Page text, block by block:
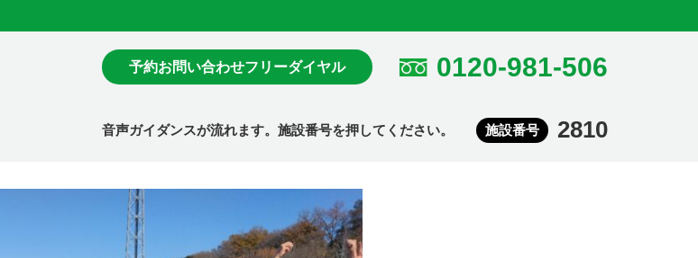
予約お問い合わせフリーダイヤル 0120-981-506
音声ガイダンスが流れます。施設番号を押してください。 施設番号 2810